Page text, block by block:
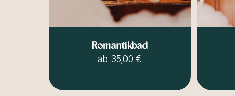
Romantikbad
ab 35,00 €